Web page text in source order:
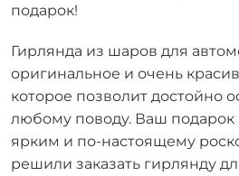
подарок!
Гирлянда из шаров для
оригинальное и очень
которое позволит достойно
любому поводу. Ваш подарок
ярким и по-настоящему
решили заказать гирлянду